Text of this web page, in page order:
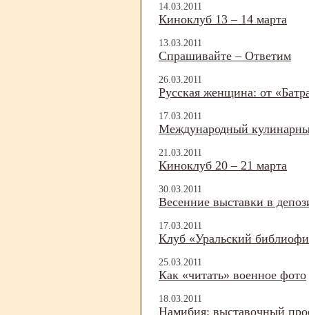
14.03.2011
Киноклуб 13 – 14 марта
13.03.2011
Спрашивайте – Ответим
26.03.2011
Русская женщина: от
17.03.2011
Международный
21.03.2011
Киноклуб 20 – 21 марта
30.03.2011
Весенние выставки в
17.03.2011
Клуб «Уральский
25.03.2011
Как «читать» военное фото
18.03.2011
Намибия: выставочный